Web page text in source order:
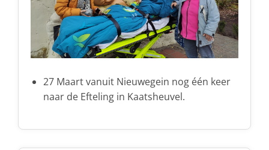
27 Maart vanuit Nieuwegein nog één keer
naar de Efteling in Kaatsheuvel.